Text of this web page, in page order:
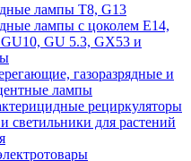
лампы Т8, G13
лампы с цоколем Е14,
GU 5.3, GX53 и
газоразрядные и
лампы
рециркуляторы
для растений